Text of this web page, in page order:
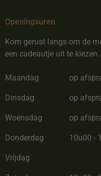
Openingsuren
Kom gerust langs om de
een cadeautje uit te kiezen.
Maandag op
Dinsdag op
Woensdag op
Donderdag 10u00 -
Vrijdag